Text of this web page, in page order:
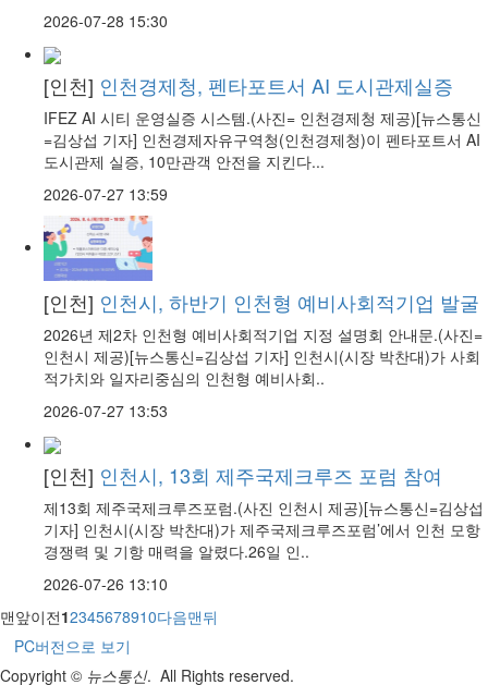
2026-07-28 15:30
[인천] 인천경제청, 펜타포트서 AI 도시관제실증
IFEZ AI 시티 운영실증 시스템.(사진= 인천경제청 제공)[뉴스통신
=김상섭 기자] 인천경제자유구역청(인천경제청)이 펜타포트서 AI
도시관제 실증, 10만관객 안전을 지킨다...
2026-07-27 13:59
[인천] 인천시, 하반기 인천형 예비사회적기업 발굴
2026년 제2차 인천형 예비사회적기업 지정 설명회 안내문.(사진=
인천시 제공)[뉴스통신=김상섭 기자] 인천시(시장 박찬대)가 사회
적가치와 일자리중심의 인천형 예비사회..
2026-07-27 13:53
[인천] 인천시, 13회 제주국제크루즈 포럼 참여
제13회 제주국제크루즈포럼.(사진 인천시 제공)[뉴스통신=김상섭
기자] 인천시(시장 박찬대)가 제주국제크루즈포럼’에서 인천 모항
경쟁력 및 기항 매력을 알렸다.26일 인..
2026-07-26 13:10
맨앞이전12345678910다음맨뒤
PC버전으로 보기
Copyright © 뉴스통신. All Rights reserved.